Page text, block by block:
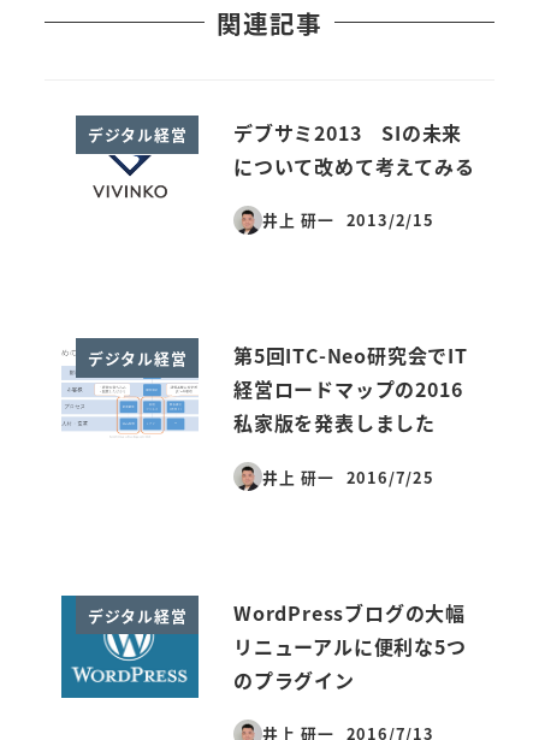
関連記事
デジタル経営
デブサミ2013 SIの未来
について改めて考えてみる
井上 研一
投稿日
2013/2/15
デジタル経営
第5回ITC-Neo研究会でIT
経営ロードマップの2016
私家版を発表しました
井上 研一
投稿日
2016/7/25
デジタル経営
WordPressブログの大幅
リニューアルに便利な5つ
のプラグイン
井上 研一 2016/7/13